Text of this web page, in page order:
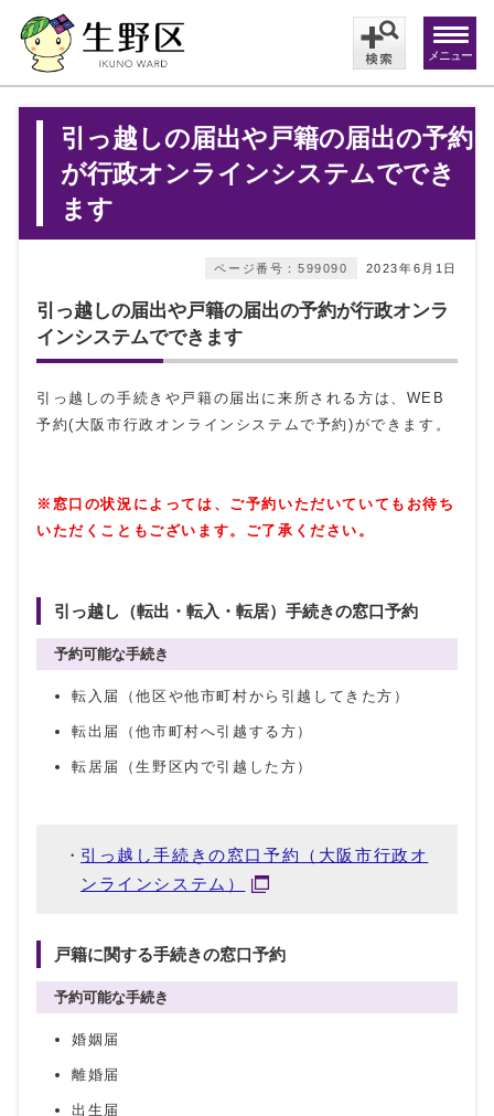
メニュー
引っ越しの届出や戸籍の届出の予約
が行政オンラインシステムででき
ます
2023年6月1日
ページ番号：599090
引っ越しの届出や戸籍の届出の予約が行政オンラ
インシステムでできます
引っ越しの手続きや戸籍の届出に来所される方は、WEB
予約(大阪市行政オンラインシステムで予約)ができます。
※窓口の状況によっては、ご予約いただいていてもお待ち
いただくこともございます。ご了承ください。
引っ越し（転出・転入・転居）手続きの窓口予約
予約可能な手続き
転入届（他区や他市町村から引越してきた方）
転出届（他市町村へ引越する方）
転居届（生野区内で引越した方）
引っ越し手続きの窓口予約（大阪市行政オ
ンラインシステム）
戸籍に関する手続きの窓口予約
予約可能な手続き
婚姻届
離婚届
出生届